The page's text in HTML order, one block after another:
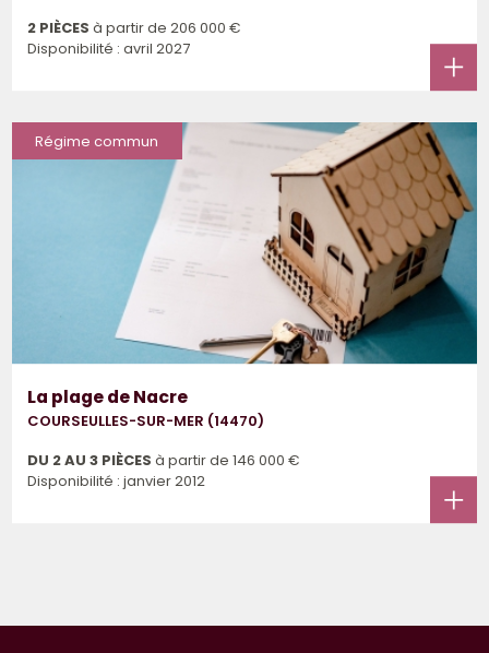
2 PIÈCES à partir de 206 000 €
Disponibilité : avril 2027
Régime commun
La plage de Nacre
COURSEULLES-SUR-MER (14470)
DU 2 AU 3 PIÈCES à partir de 146 000 €
Disponibilité : janvier 2012